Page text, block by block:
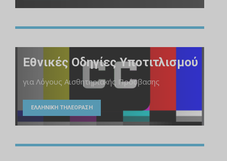
Εθνικές Οδηγίες Υποτιτλισμού
για Λόγους Αισθητηριακής Πρόσβασης
ΕΛΛΗΝΙΚΗ ΤΗΛΕΟΡΑΣΗ